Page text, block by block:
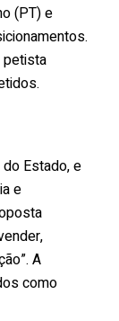
(PT) e
petista
Estado, e
e
A
como